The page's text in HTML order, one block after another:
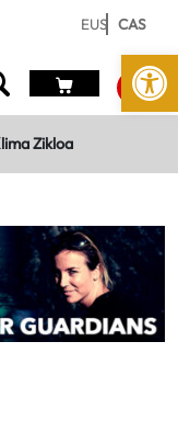
Abrir
EUS CAS
Zikloa